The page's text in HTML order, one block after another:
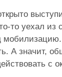
то уехал
А значит,
с